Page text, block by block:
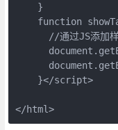
    }
function
//通过JS添加
    }</script>
</html>